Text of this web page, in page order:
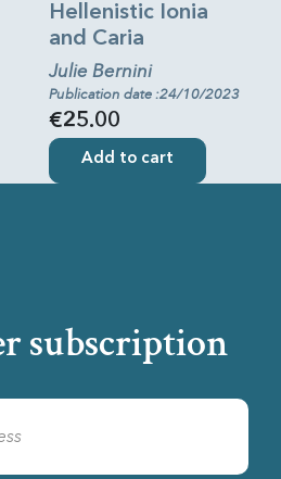
Hellenistic Ionia
and Caria
Julie Bernini
Publication date :24/10/2023
€25.00
Add to cart
subscription